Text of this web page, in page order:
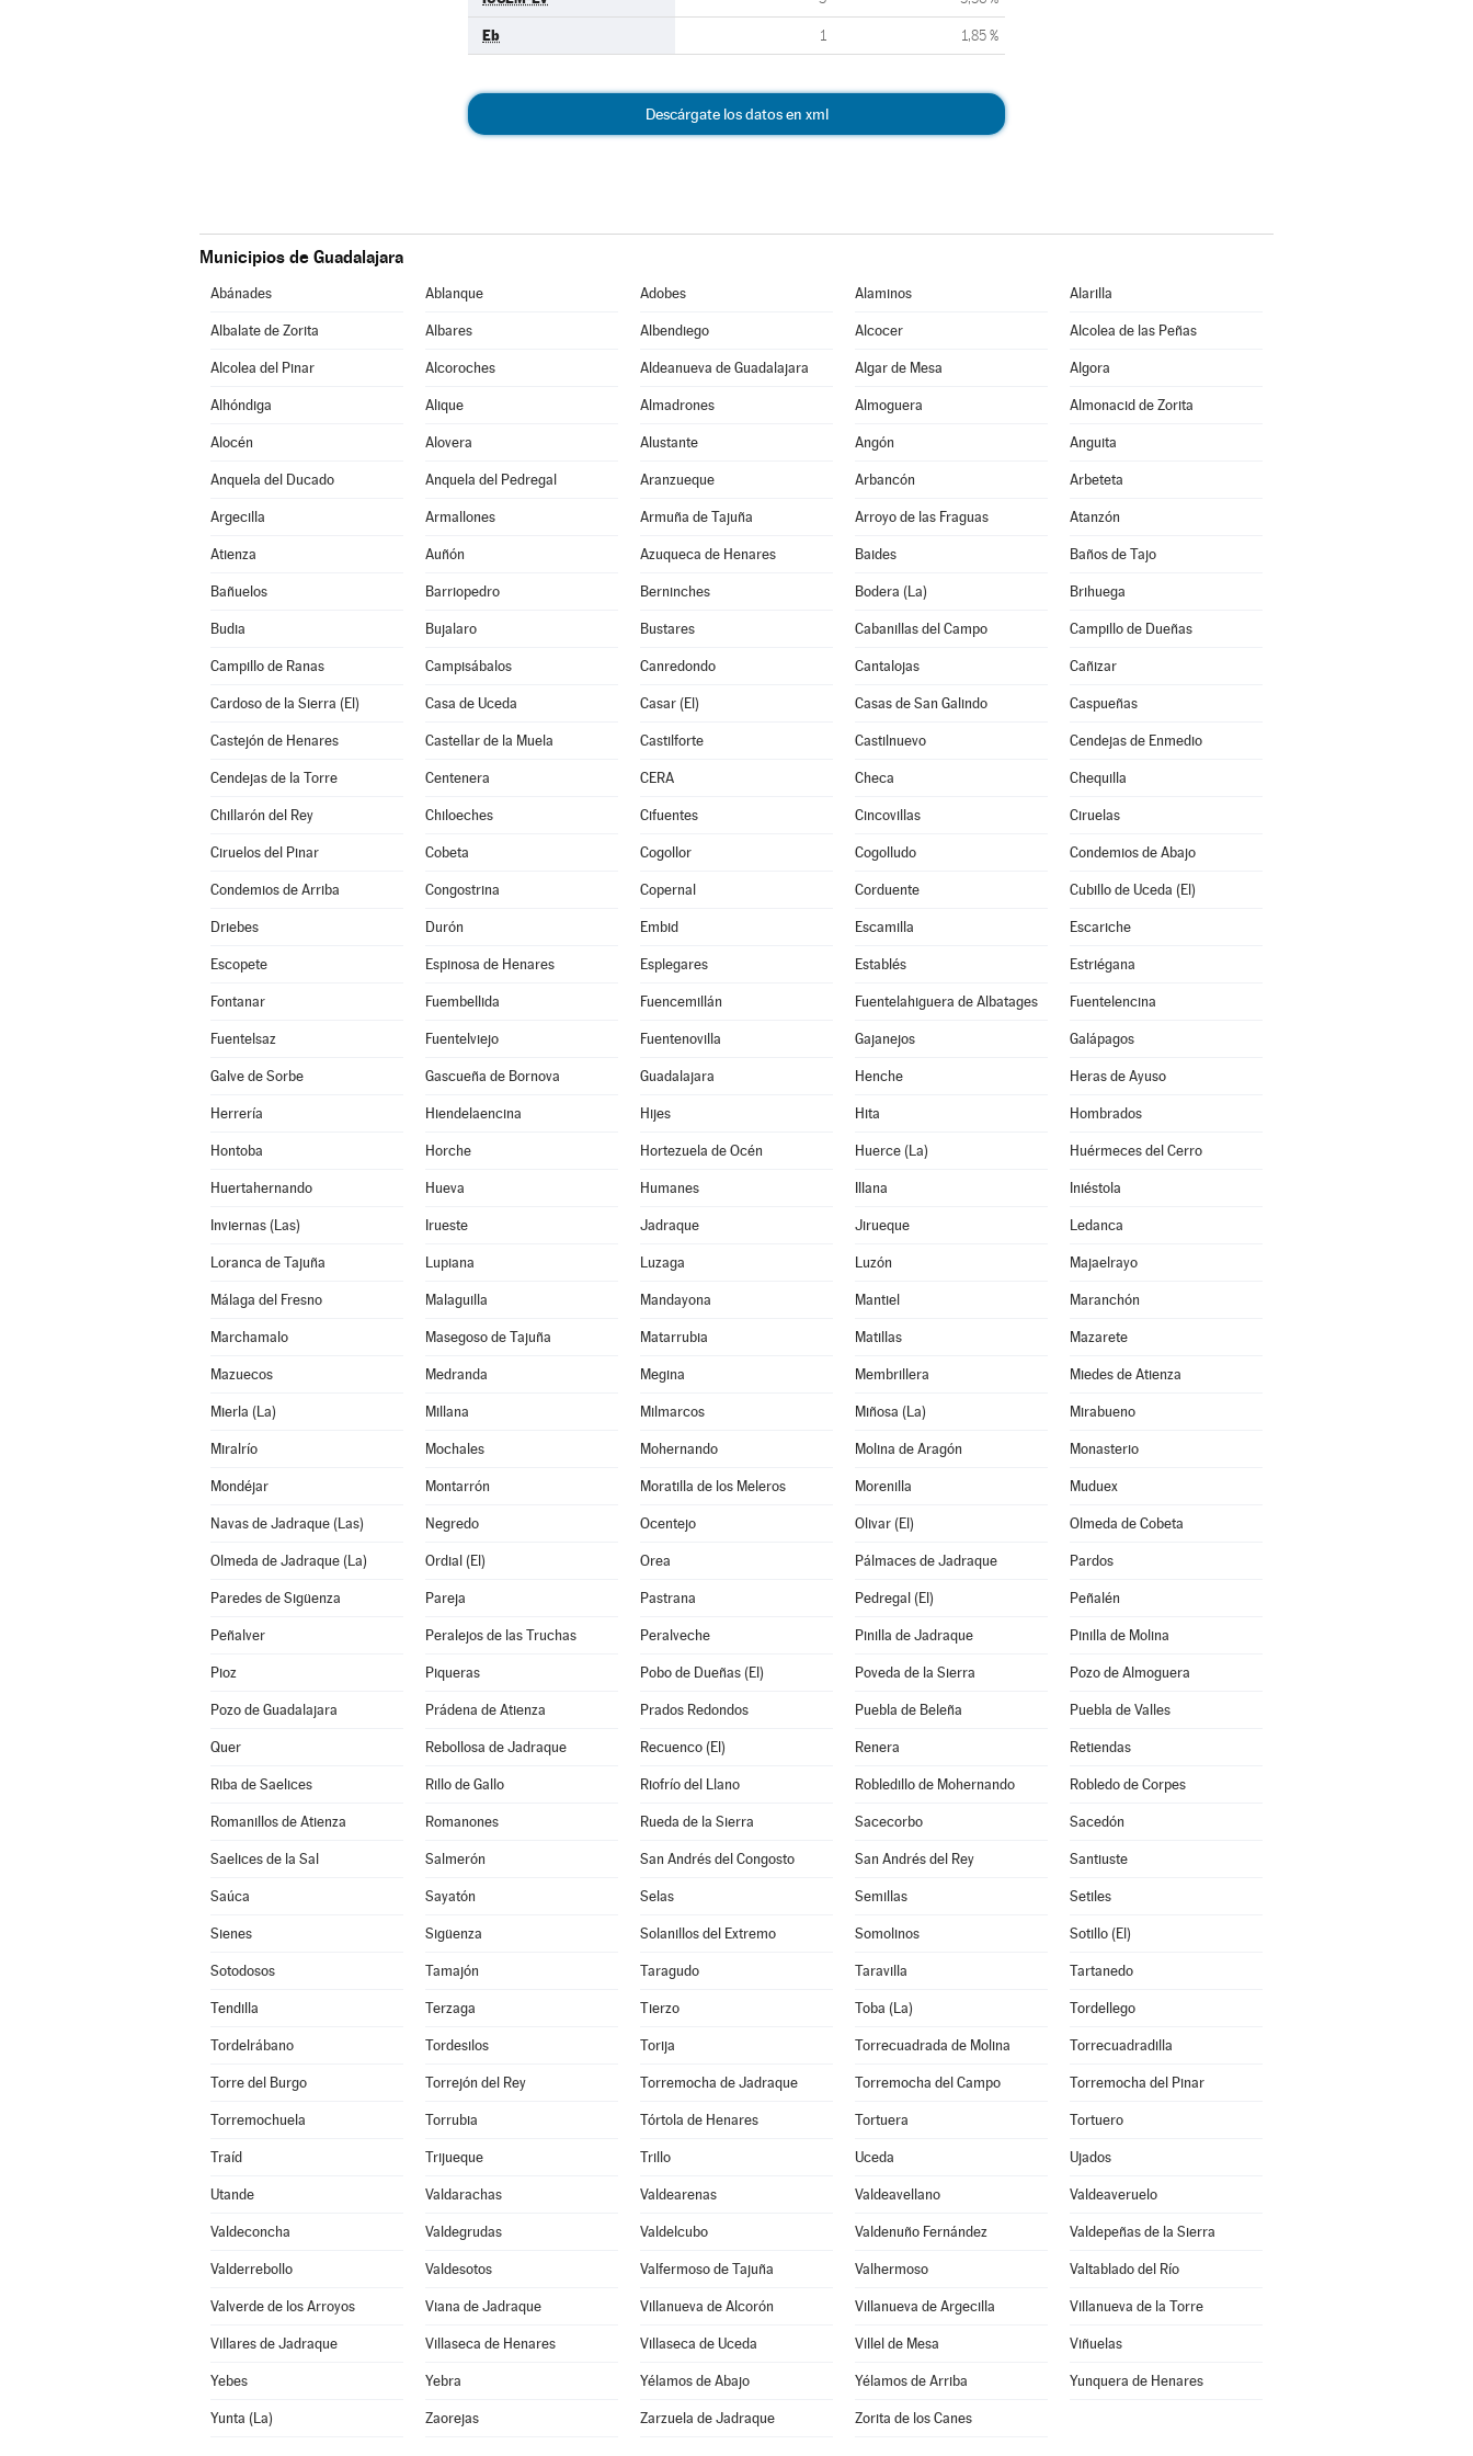
Eb 1 1,85 %
Descárgate los datos en xml
Municipios de Guadalajara
Abánades Ablanque Adobes Alaminos Alarilla
Albalate de Zorita Albares Albendiego Alcocer Alcolea de las Peñas
Alcolea del Pinar Alcoroches Aldeanueva de Guadalajara Algar de Mesa Algora
Alhóndiga Alique Almadrones Almoguera Almonacid de Zorita
Alocén Alovera Alustante Angón Anguita
Anquela del Ducado Anquela del Pedregal Aranzueque Arbancón Arbeteta
Argecilla Armallones Armuña de Tajuña Arroyo de las Fraguas Atanzón
Atienza Auñón Azuqueca de Henares Baides Baños de Tajo
Bañuelos Barriopedro Berninches Bodera (La) Brihuega
Budia Bujalaro Bustares Cabanillas del Campo Campillo de Dueñas
Campillo de Ranas Campisábalos Canredondo Cantalojas Cañizar
Cardoso de la Sierra (El) Casa de Uceda Casar (El) Casas de San Galindo Caspueñas
Castejón de Henares Castellar de la Muela Castilforte Castilnuevo Cendejas de Enmedio
Cendejas de la Torre Centenera CERA Checa Chequilla
Chillarón del Rey Chiloeches Cifuentes Cincovillas Ciruelas
Ciruelos del Pinar Cobeta Cogollor Cogolludo Condemios de Abajo
Condemios de Arriba Congostrina Copernal Corduente Cubillo de Uceda (El)
Driebes Durón Embid Escamilla Escariche
Escopete Espinosa de Henares Esplegares Establés Estriégana
Fontanar Fuembellida Fuencemillán Fuentelahiguera de Albatages Fuentelencina
Fuentelsaz Fuentelviejo Fuentenovilla Gajanejos Galápagos
Galve de Sorbe Gascueña de Bornova Guadalajara Henche Heras de Ayuso
Herrería Hiendelaencina Hijes Hita Hombrados
Hontoba Horche Hortezuela de Océn Huerce (La) Huérmeces del Cerro
Huertahernando Hueva Humanes Illana Iniéstola
Inviernas (Las) Irueste Jadraque Jirueque Ledanca
Loranca de Tajuña Lupiana Luzaga Luzón Majaelrayo
Málaga del Fresno Malaguilla Mandayona Mantiel Maranchón
Marchamalo Masegoso de Tajuña Matarrubia Matillas Mazarete
Mazuecos Medranda Megina Membrillera Miedes de Atienza
Mierla (La) Millana Milmarcos Miñosa (La) Mirabueno
Miralrío Mochales Mohernando Molina de Aragón Monasterio
Mondéjar Montarrón Moratilla de los Meleros Morenilla Muduex
Navas de Jadraque (Las) Negredo Ocentejo Olivar (El) Olmeda de Cobeta
Olmeda de Jadraque (La) Ordial (El) Orea Pálmaces de Jadraque Pardos
Paredes de Sigüenza Pareja Pastrana Pedregal (El) Peñalén
Peñalver Peralejos de las Truchas Peralveche Pinilla de Jadraque Pinilla de Molina
Pioz Piqueras Pobo de Dueñas (El) Poveda de la Sierra Pozo de Almoguera
Pozo de Guadalajara Prádena de Atienza Prados Redondos Puebla de Beleña Puebla de Valles
Quer Rebollosa de Jadraque Recuenco (El) Renera Retiendas
Riba de Saelices Rillo de Gallo Riofrío del Llano Robledillo de Mohernando Robledo de Corpes
Romanillos de Atienza Romanones Rueda de la Sierra Sacecorbo Sacedón
Saelices de la Sal Salmerón San Andrés del Congosto San Andrés del Rey Santiuste
Saúca Sayatón Selas Semillas Setiles
Sienes Sigüenza Solanillos del Extremo Somolinos Sotillo (El)
Sotodosos Tamajón Taragudo Taravilla Tartanedo
Tendilla Terzaga Tierzo Toba (La) Tordellego
Tordelrábano Tordesilos Torija Torrecuadrada de Molina Torrecuadradilla
Torre del Burgo Torrejón del Rey Torremocha de Jadraque Torremocha del Campo Torremocha del Pinar
Torremochuela Torrubia Tórtola de Henares Tortuera Tortuero
Traíd Trijueque Trillo Uceda Ujados
Utande Valdarachas Valdearenas Valdeavellano Valdeaveruelo
Valdeconcha Valdegrudas Valdelcubo Valdenuño Fernández Valdepeñas de la Sierra
Valderrebollo Valdesotos Valfermoso de Tajuña Valhermoso Valtablado del Río
Valverde de los Arroyos Viana de Jadraque Villanueva de Alcorón Villanueva de Argecilla Villanueva de la Torre
Villares de Jadraque Villaseca de Henares Villaseca de Uceda Villel de Mesa Viñuelas
Yebes Yebra Yélamos de Abajo Yélamos de Arriba Yunquera de Henares
Yunta (La) Zaorejas Zarzuela de Jadraque Zorita de los Canes